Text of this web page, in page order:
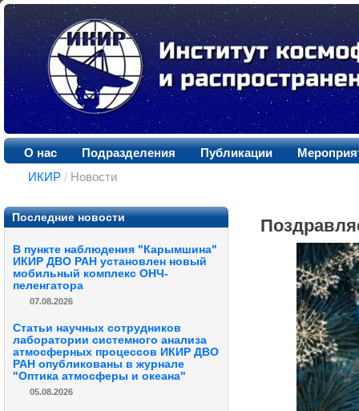
О нас Подразделения Публикации
ИКИР / Новости
Последние новости
В пункте наблюдения "Карымшина"
ИКИР ДВО РАН установлен новый
мобильный комплекс ОНЧ-
пеленгатора
07.08.2026
Статьи научных сотрудников
лаборатории системного анализа
атмосферных процессов ИКИР ДВО
РАН опубликованы в журнале
"Оптика атмосферы и океана"
05.08.2026